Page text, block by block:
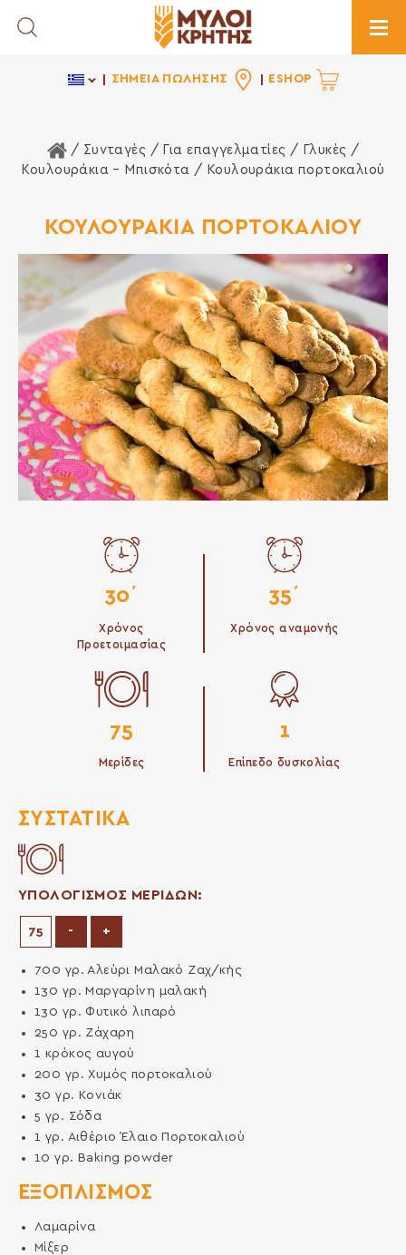
Toggle Search
ΣΗΜΕΙΑ ΠΩΛΗΣΗΣ ESHOP
Αρχική Σελίδα
/ Συνταγές / Για επαγγελματίες / Γλυκές /
Κουλουράκια – Μπισκότα / Κουλουράκια πορτοκαλιού
ΚΟΥΛΟΥΡΑΚΙΑ ΠΟΡΤΟΚΑΛΙΟΥ
30΄
Χρόνος
Προετοιμασίας
35΄
Χρόνος αναμονής
75
Μερίδες
1
Επίπεδο δυσκολίας
ΣΥΣΤΑΤΙΚΆ
ΥΠΟΛΟΓΙΣΜΟΣ ΜΕΡΙΔΩΝ:
- Μείωση μερίδων
+Αύξηση μερίδων
700 γρ. Αλεύρι Μαλακό Ζαχ/κής
130 γρ.Μαργαρίνη μαλακή
130 γρ. Φυτικό λιπαρό
250 γρ. Ζάχαρη
1 κρόκος αυγού
200 γρ. Xυμός πορτοκαλιού
30γρ. Κονιάκ
5 γρ. Σόδα
1 γρ. Αιθέριο Έλαιο Πορτοκαλιού
10γρ. Baking powder
ΕΞΟΠΛΙΣΜΌΣ
Λαμαρίνα
Μίξερ